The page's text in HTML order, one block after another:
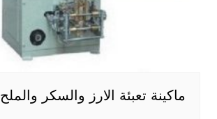
ماكينة تعبئة الارز والسكر والملح